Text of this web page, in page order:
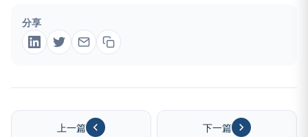
分享
上一篇 下一篇